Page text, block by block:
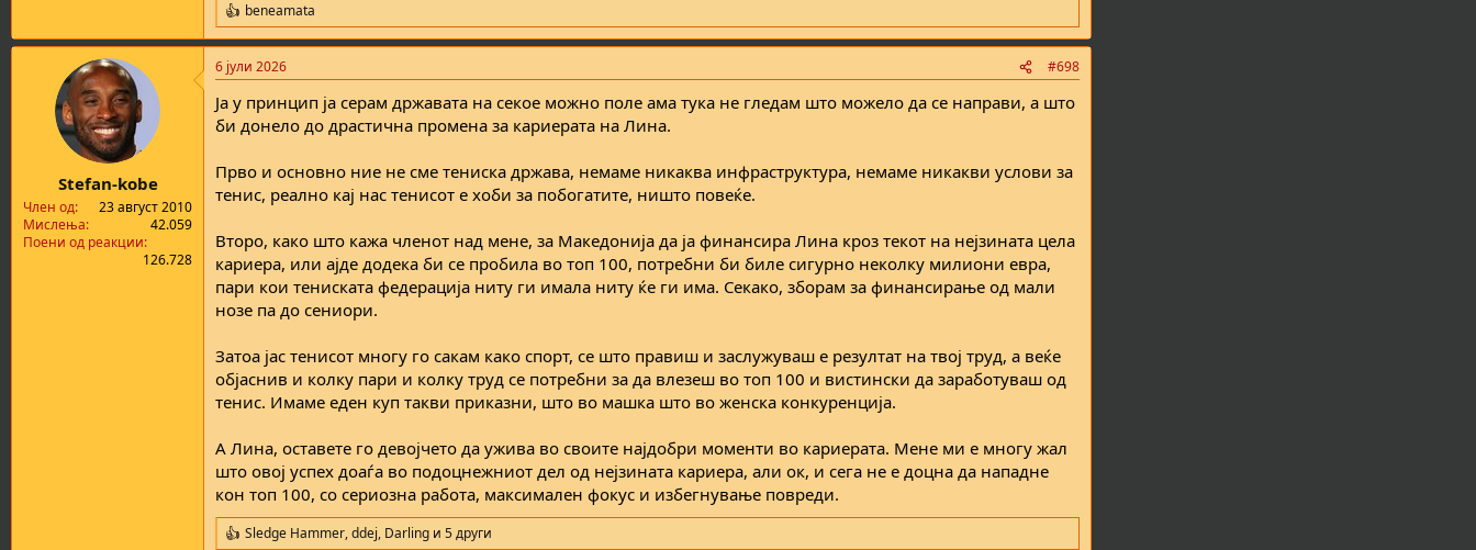
R
e
a
c
i
o
:
beneamata
Stefan-kobe
Член од
23 август 2010
Мислења
42.059
Поени од реакции
126.728
6 јули 2026 #698
Ја у принцип ја серам државата на секое можно поле ама тука не гледам што можело да се направи, а што
би донело до драстична промена за кариерата на Лина.
Прво и основно ние не сме тениска држава, немаме никаква инфраструктура, немаме никакви услови за
тенис, реално кај нас тенисот е хоби за побогатите, ништо повеќе.
Второ, како што кажа членот над мене, за Македонија да ја финансира Лина кроз текот на нејзината цела
кариера, или ајде додека би се пробила во топ 100, потребни би биле сигурно неколку милиони евра,
пари кои тениската федерација ниту ги имала ниту ќе ги има. Секако, зборам за финансирање од мали
нозе па до сениори.
Затоа јас тенисот многу го сакам како спорт, се што правиш и заслужуваш е резултат на твој труд, а веќе
објаснив и колку пари и колку труд се потребни за да влезеш во топ 100 и вистински да заработуваш од
тенис. Имаме еден куп такви приказни, што во машка што во женска конкуренција.
А Лина, оставете го девојчето да ужива во своите најдобри моменти во кариерата. Мене ми е многу жал
што овој успех доаѓа во подоцнежниот дел од нејзината кариера, али ок, и сега не е доцна да нападне
кон топ 100, со сериозна работа, максимален фокус и избегнување повреди.
R
Sledge Hammer,ddej, Darling и 5 други